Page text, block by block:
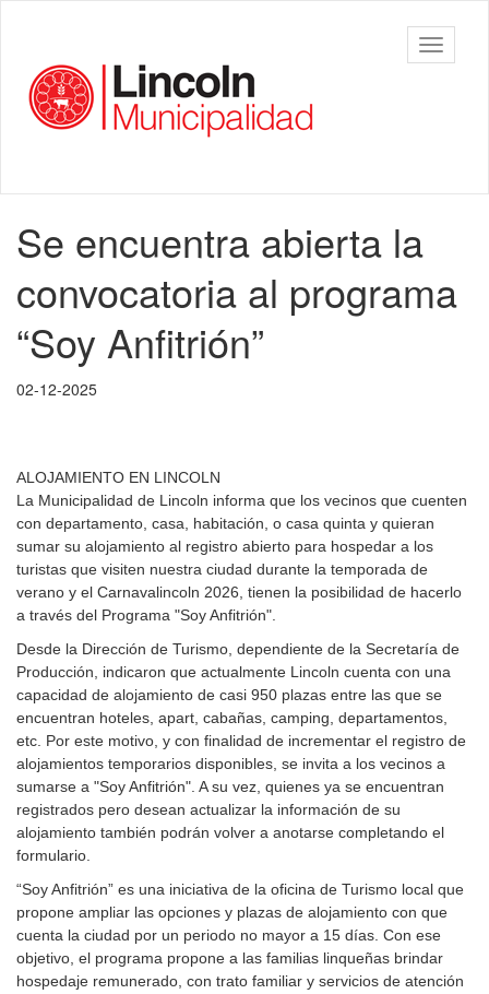
principalde Lincoln
barra
Contenido
principal
Se encuentra abierta la
convocatoria al programa
“Soy Anfitrión”
02-12-2025
ALOJAMIENTO EN LINCOLN
La Municipalidad de Lincoln informa que los vecinos que cuenten
con departamento, casa, habitación, o casa quinta y quieran
sumar su alojamiento al registro abierto para hospedar a los
turistas que visiten nuestra ciudad durante la temporada de
verano y el Carnavalincoln 2026, tienen la posibilidad de hacerlo
a través del Programa "Soy Anfitrión".
Desde la Dirección de Turismo, dependiente de la Secretaría de
Producción, indicaron que actualmente Lincoln cuenta con una
capacidad de alojamiento de casi 950 plazas entre las que se
encuentran hoteles, apart, cabañas, camping, departamentos,
etc. Por este motivo, y con finalidad de incrementar el registro de
alojamientos temporarios disponibles, se invita a los vecinos a
sumarse a "Soy Anfitrión". A su vez, quienes ya se encuentran
registrados pero desean actualizar la información de su
alojamiento también podrán volver a anotarse completando el
formulario.
“Soy Anfitrión” es una iniciativa de la oficina de Turismo local que
propone ampliar las opciones y plazas de alojamiento con que
cuenta la ciudad por un periodo no mayor a 15 días. Con ese
objetivo, el programa propone a las familias linqueñas brindar
hospedaje remunerado, con trato familiar y servicios de atención